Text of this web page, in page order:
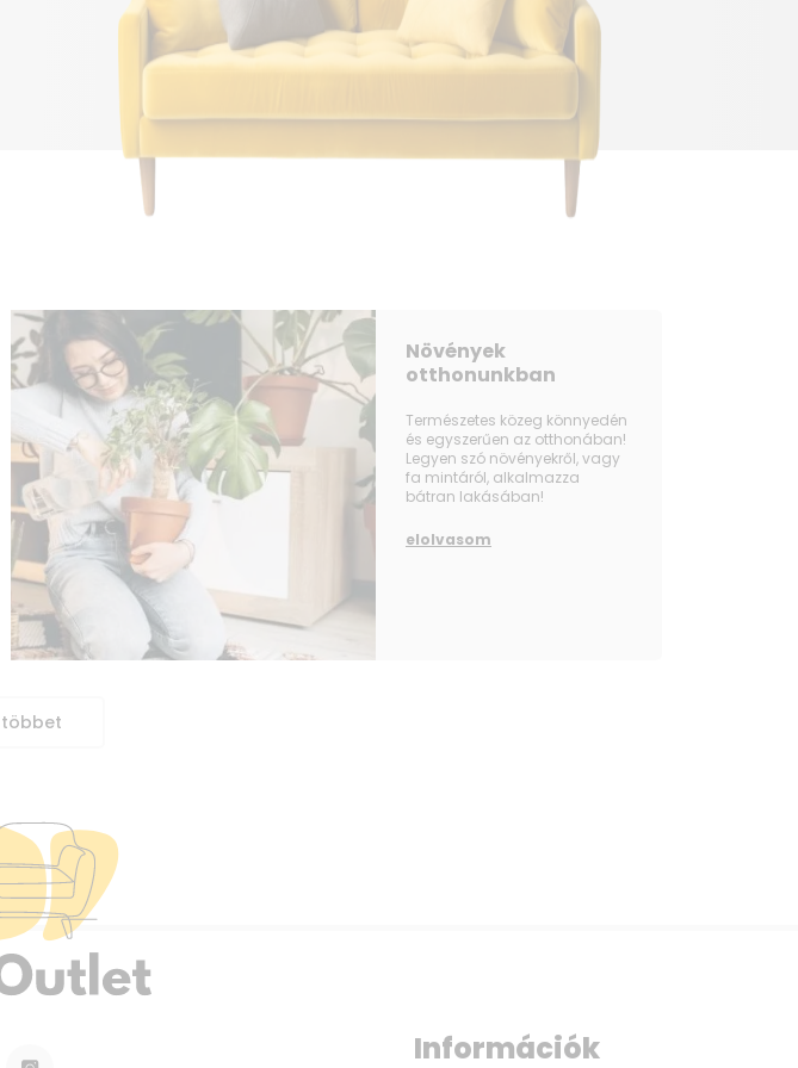
Növények
otthonunkban
Természetes közeg könnyedén
és egyszerűen az otthonában!
Legyen szó növényekről, vagy
fa mintáról, alkalmazza
bátran lakásában!
elolvasom
Információk